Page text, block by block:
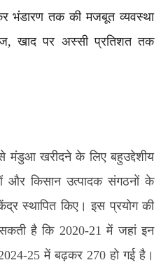
भंडारण तक की मजबूत व्यवस्था
खाद पर अस्सी प्रतिशत तक
मंडुआ खरीदने के लिए बहुउद्देशीय
और किसान उत्पादक संगठनों के
स्थापित किए। इस प्रयोग की
है कि 2020-21 में जहां इन
25 में बढ़कर 270 हो गई है।